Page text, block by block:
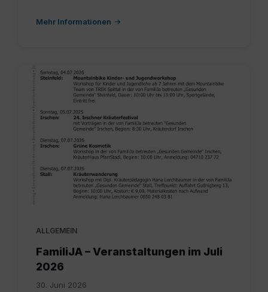
Mehr Informationen
2026
ALLGEMEIN
FamiliJA – Veranstaltungen im Juli
2026
30. Juni 2026